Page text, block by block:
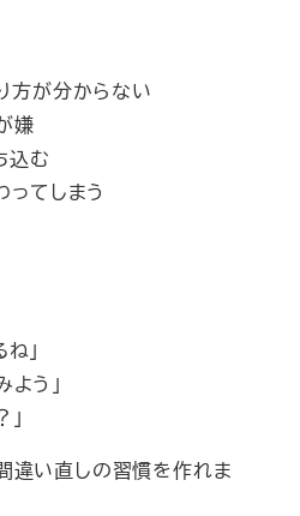
方が分からない
嫌
込む
てしまう
」
う」
違い直しの習慣を作れま